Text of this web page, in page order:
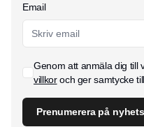
Email
Genom att anmäla dig till
villkoroch ger samtycke
Prenumerera på